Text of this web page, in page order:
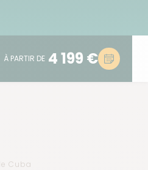
À PARTIR DE 4 199 €
Cuba